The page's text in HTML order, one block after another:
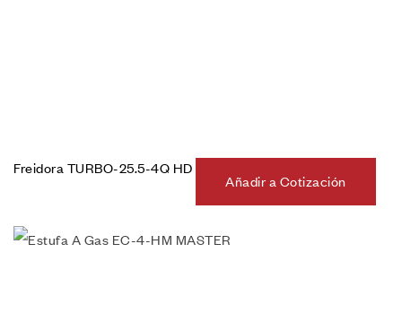
Freidora TURBO-25.5-4Q HD
Añadir a Cotización